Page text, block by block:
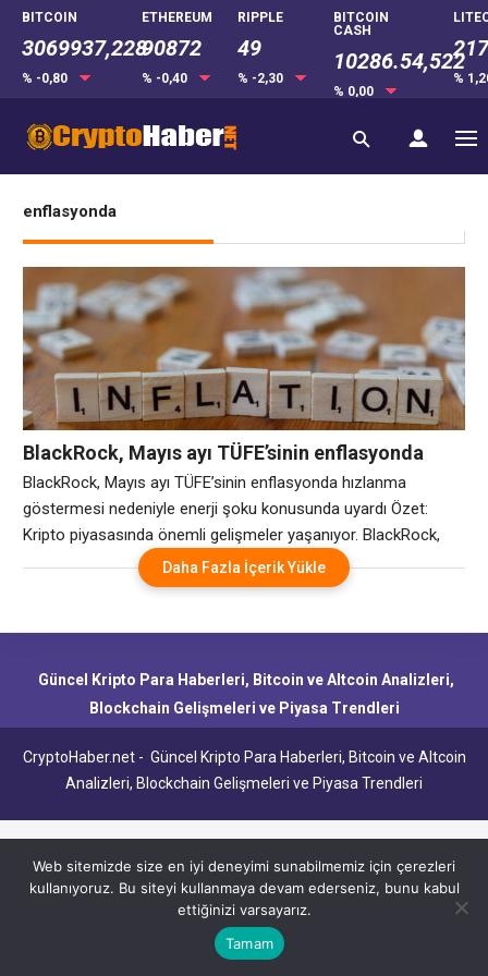
BITCOIN
3069937,228
% -0,80
ETHEREUM
90872
% -0,40
RIPPLE
49
% -2,30
BITCOIN
CASH
10286.54,522
% 0,00
%
enflasyonda
BlackRock, Mayıs ayı TÜFE’sinin enflasyonda
hızlanma göstermesi nedeniyle enerji şoku
konusunda uyardı
BlackRock, Mayıs ayı TÜFE’sinin enflasyonda hızlanma
göstermesi nedeniyle enerji şoku konusunda uyardı Özet:
Kripto piyasasında önemli gelişmeler yaşanıyor. BlackRock,
ABD-İran çatışmasının zaten yapışkan olan fiyatları nasıl
beslediğine dair ilk açık sinyali almak için Çarşamba günkü
Yatırım Enstitüsü haftalık piyasa yorumunda, “Ortadoğu’daki
Daha Fazla İçerik Yükle
Güncel Kripto Para Haberleri, Bitcoin ve Altcoin Analizleri,
Blockchain Gelişmeleri ve Piyasa Trendleri
CryptoHaber.net - Güncel Kripto Para Haberleri, Bitcoin ve Altcoin
Analizleri, Blockchain Gelişmeleri ve Piyasa Trendleri
Web sitemizde size en iyi deneyimi sunabilmemiz için çerezleri
kullanıyoruz. Bu siteyi kullanmaya devam ederseniz, bunu kabul
ettiğinizi varsayarız.
Tamam